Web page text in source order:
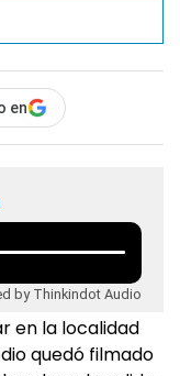
en
by Thinkindot Audio
en la localidad
quedó filmado